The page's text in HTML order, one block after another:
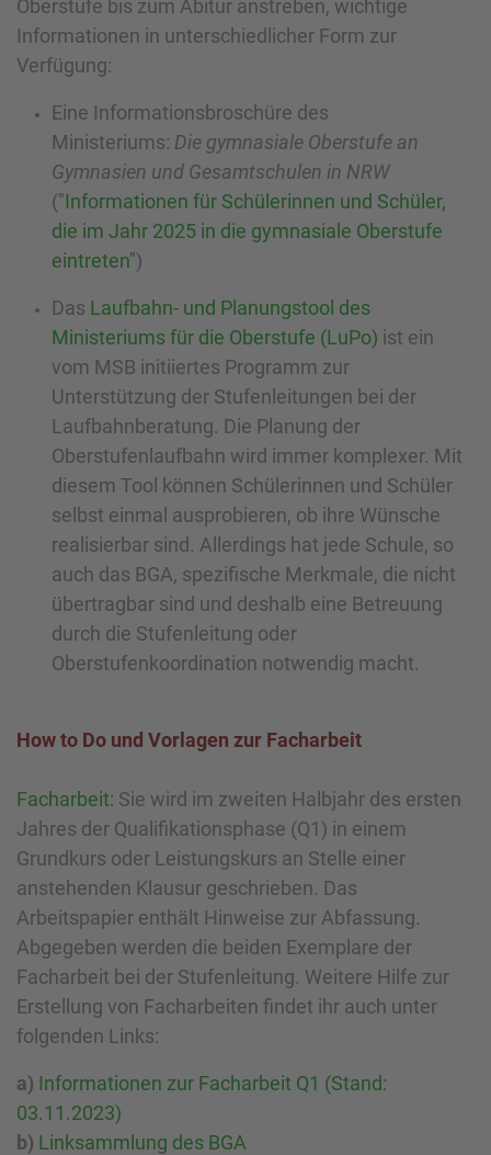
Oberstufe bis zum Abitur anstreben, wichtige
Informationen in unterschiedlicher Form zur
Verfügung:
Eine Informationsbroschüre des
Ministeriums: Die gymnasiale Oberstufe an
Gymnasien und Gesamtschulen in NRW
("Informationen für Schülerinnen und Schüler,
die im Jahr 2025 in die gymnasiale Oberstufe
eintreten")
Das Laufbahn- und Planungstool des
Ministeriums für die Oberstufe (LuPo) ist ein
vom MSB initiiertes Programm zur
Unterstützung der Stufenleitungen bei der
Laufbahnberatung. Die Planung der
Oberstufenlaufbahn wird immer komplexer. Mit
diesem Tool können Schülerinnen und Schüler
selbst einmal ausprobieren, ob ihre Wünsche
realisierbar sind. Allerdings hat jede Schule, so
auch das BGA, spezifische Merkmale, die nicht
übertragbar sind und deshalb eine Betreuung
durch die Stufenleitung oder
Oberstufenkoordination notwendig macht.
How to Do und Vorlagen zur Facharbeit
Facharbeit: Sie wird im zweiten Halbjahr des ersten
Jahres der Qualifikationsphase (Q1) in einem
Grundkurs oder Leistungskurs an Stelle einer
anstehenden Klausur geschrieben. Das
Arbeitspapier enthält Hinweise zur Abfassung.
Abgegeben werden die beiden Exemplare der
Facharbeit bei der Stufenleitung. Weitere Hilfe zur
Erstellung von Facharbeiten findet ihr auch unter
folgenden Links:
a) Informationen zur Facharbeit Q1 (Stand:
03.11.2023)
b) Linksammlung des BGA